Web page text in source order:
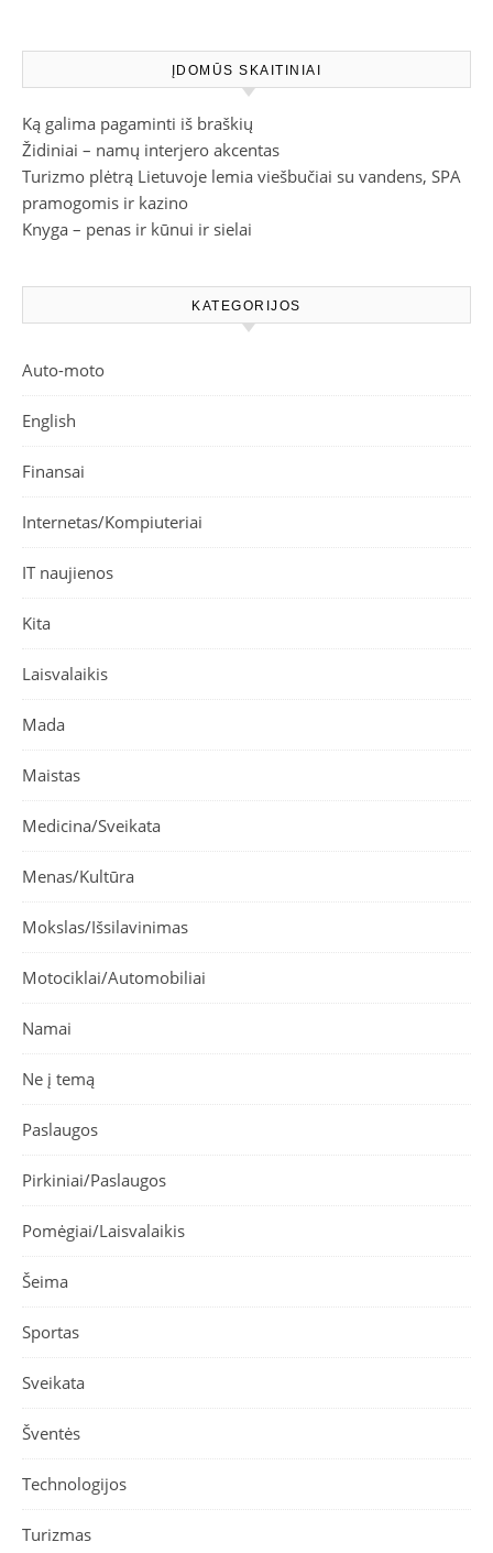
ĮDOMŪS SKAITINIAI
Ką galima pagaminti iš braškių
Židiniai – namų interjero akcentas
Turizmo plėtrą Lietuvoje lemia viešbučiai su vandens, SPA
pramogomis ir kazino
Knyga – penas ir kūnui ir sielai
KATEGORIJOS
Auto-moto
English
Finansai
Internetas/Kompiuteriai
IT naujienos
Kita
Laisvalaikis
Mada
Maistas
Medicina/Sveikata
Menas/Kultūra
Mokslas/Išsilavinimas
Motociklai/Automobiliai
Namai
Ne į temą
Paslaugos
Pirkiniai/Paslaugos
Pomėgiai/Laisvalaikis
Šeima
Sportas
Sveikata
Šventės
Technologijos
Turizmas